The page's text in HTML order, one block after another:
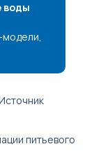
воды
питьевого